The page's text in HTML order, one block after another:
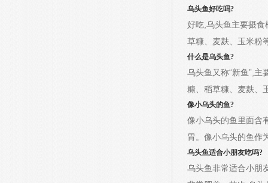
乌头鱼好吃吗?
好吃,乌头鱼主要摄
草糠、麦麸、玉米粉
什么是乌头鱼?
乌头鱼又称“新鱼”,
糠、稻草糠、麦麸、
像小乌头的鱼?
像小乌头的鱼里面含
胃。像小乌头的鱼作
乌头鱼适合小朋友吃吗?
乌头鱼非常适合小朋